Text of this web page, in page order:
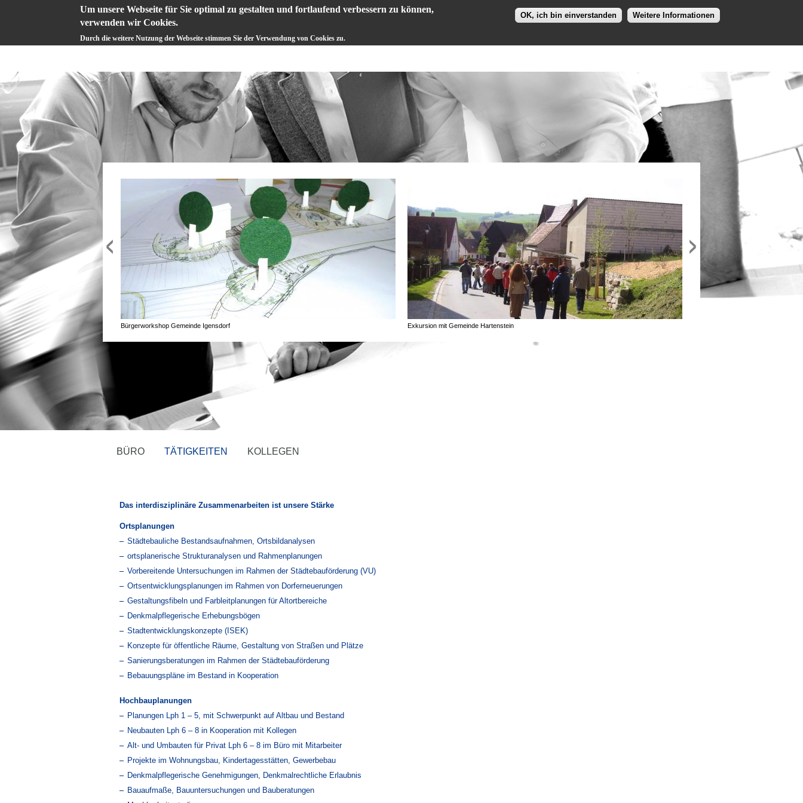
Um unsere Webseite für Sie optimal zu gestalten und fortlaufend verbessern zu können,
verwenden wir Cookies.
Durch die weitere Nutzung der Webseite stimmen Sie der Verwendung von Cookies zu.
OK, ich bin einverstanden Weitere Informationen
PROFIL PROJEKTE
Bürgerworkshop Gemeinde Igensdorf Exkursion mit Gemeinde Hartenstein
BÜRO TÄTIGKEITEN KOLLEGEN
Das interdisziplinäre Zusammenarbeiten ist unsere Stärke
Ortsplanungen
Städtebauliche Bestandsaufnahmen, Ortsbildanalysen
ortsplanerische Strukturanalysen und Rahmenplanungen
Vorbereitende Untersuchungen im Rahmen der Städtebauförderung (VU)
Ortsentwicklungsplanungen im Rahmen von Dorferneuerungen
Gestaltungsfibeln und Farbleitplanungen für Altortbereiche
Denkmalpflegerische Erhebungsbögen
Stadtentwicklungskonzepte (ISEK)
Konzepte für öffentliche Räume, Gestaltung von Straßen und Plätze
Sanierungsberatungen im Rahmen der Städtebauförderung
Bebauungspläne im Bestand in Kooperation
Hochbauplanungen
Planungen Lph 1 – 5, mit Schwerpunkt auf Altbau und Bestand
Neubauten Lph 6 – 8 in Kooperation mit Kollegen
Alt- und Umbauten für Privat Lph 6 – 8 im Büro mit Mitarbeiter
Projekte im Wohnungsbau, Kindertagesstätten, Gewerbebau
Denkmalpflegerische Genehmigungen, Denkmalrechtliche Erlaubnis
Bauaufmaße, Bauuntersuchungen und Bauberatungen